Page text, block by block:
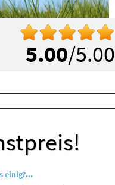
5.00/5.00
einig?...